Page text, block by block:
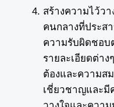
สร้างความไว้ว
คนกลางที่ประส
ความรับผิดชอบ
รายละเอียดต่า
ต้องและความส
เชี่ยวชาญและมี